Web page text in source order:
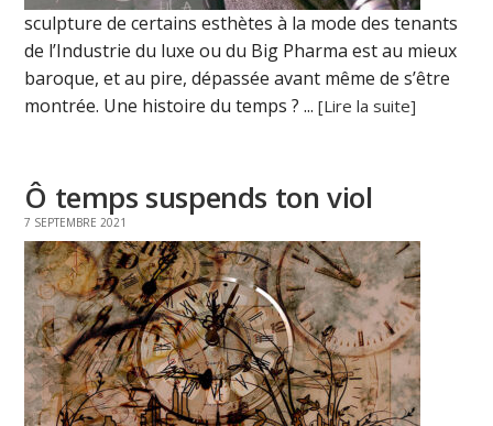
sculpture de certains esthètes à la mode des tenants
de l’Industrie du luxe ou du Big Pharma est au mieux
baroque, et au pire, dépassée avant même de s’être
montrée. Une histoire du temps ? ...[Lire la suite]
Ô temps suspends ton viol
7 SEPTEMBRE 2021